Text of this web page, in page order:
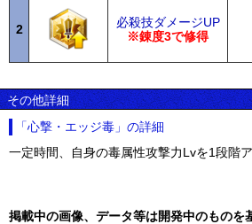
2
必殺技ダメージUP
※錬度3で修得
その他詳細
「心撃・エッジ毒」の詳細
一定時間、自身の毒属性攻撃力Lvを1段階
掲載中の画像、データ等は開発中のものを